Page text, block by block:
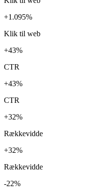
+1.095%
Klik til web
+1.095%
Klik til web
+43%
CTR
+43%
CTR
+32%
Rækkevidde
+32%
Rækkevidde